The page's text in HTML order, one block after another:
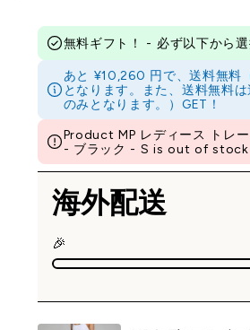
無料ギフト！ - 必ず以下から
あと ¥10,260 円で、送料無料
となります。また、送料無料
のみとなります。）GET！
Product MP レディース トレ
- ブラック - S is out of stock
海外配送
🎉